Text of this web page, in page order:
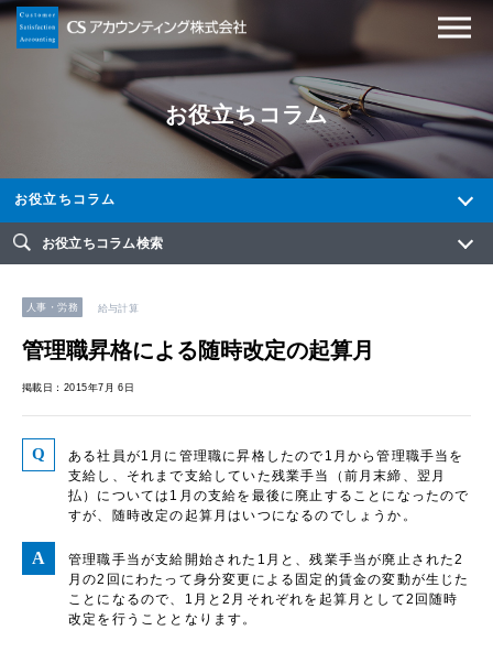
お役立ちコラム
お役立ちコラム
お役立ちコラム検索
人事・労務 給与計算
管理職昇格による随時改定の起算月
掲載日：2015年7月 6日
ある社員が1月に管理職に昇格したので1月から管理職手当を
支給し、それまで支給していた残業手当（前月末締、翌月
払）については1月の支給を最後に廃止することになったので
すが、随時改定の起算月はいつになるのでしょうか。
管理職手当が支給開始された1月と、残業手当が廃止された2
月の2回にわたって身分変更による固定的賃金の変動が生じた
ことになるので、1月と2月それぞれを起算月として2回随時
改定を行うこととなります。